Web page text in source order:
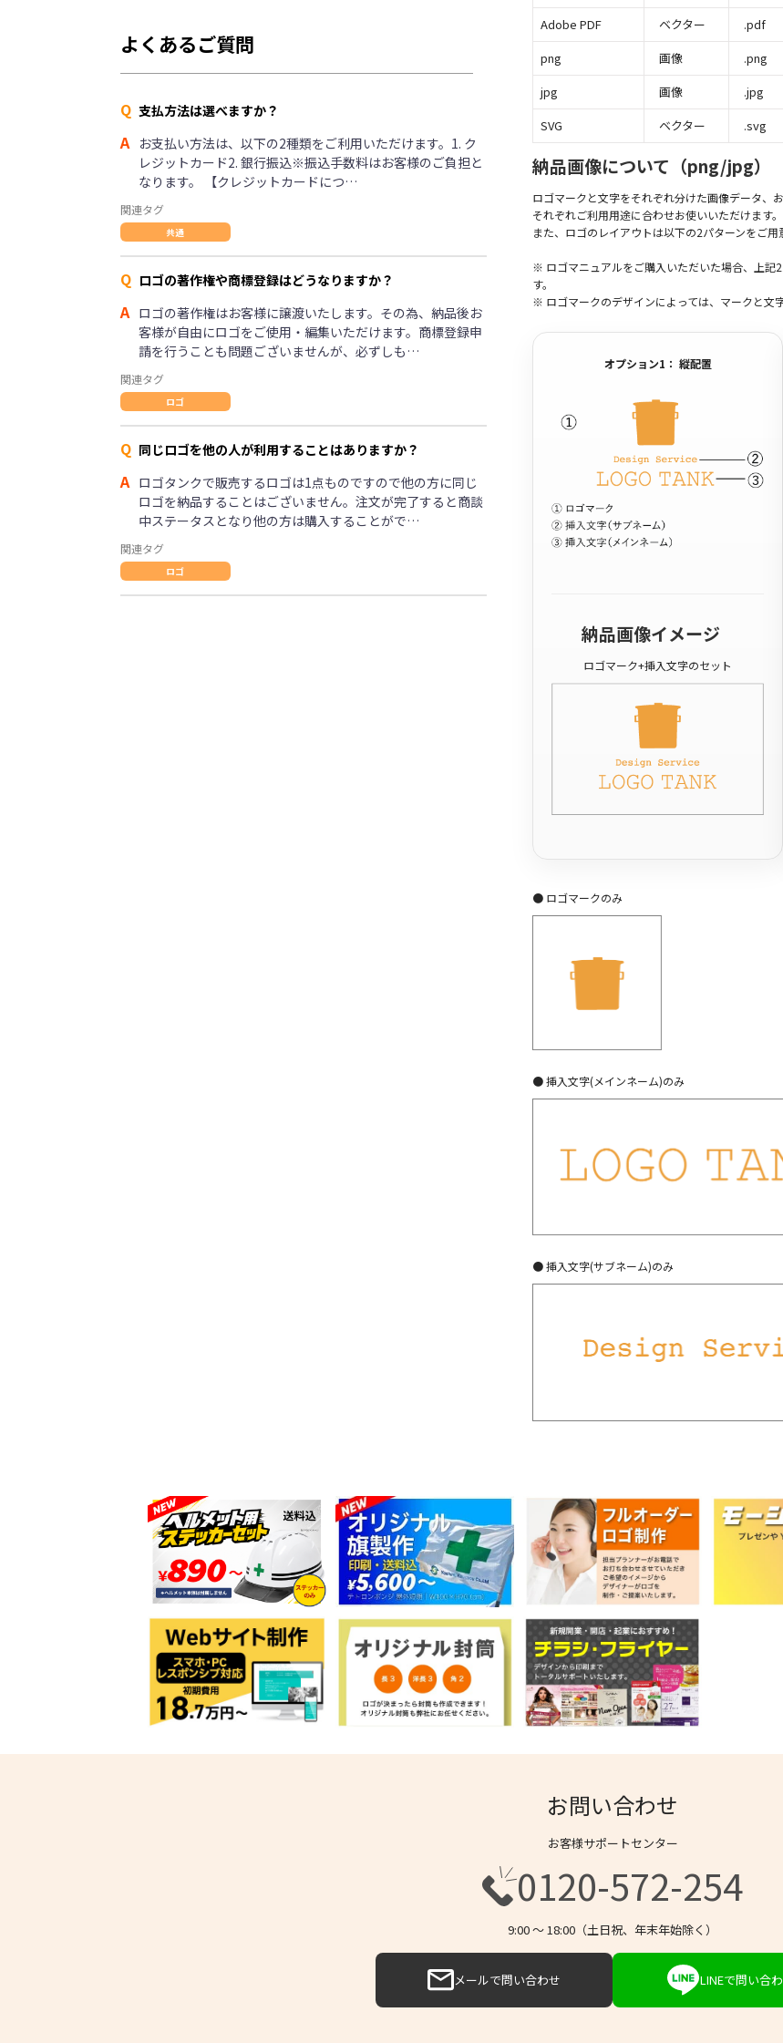
よくあるご質問
Q 支払方法は選べますか？
A お支払い方法は、以下の2種類をご利用いただけます。1. ク
レジットカード2. 銀行振込※振込手数料はお客様のご負担と
なります。 【クレジットカードにつ…
関連タグ
共通
Q ロゴの著作権や商標登録はどうなりますか？
A ロゴの著作権はお客様に譲渡いたします。その為、納品後お
客様が自由にロゴをご使用・編集いただけます。商標登録申
請を行うことも問題ございませんが、必ずしも…
関連タグ
ロゴ
Q 同じロゴを他の人が利用することはありますか？
A ロゴタンクで販売するロゴは1点ものですので他の方に同じ
ロゴを納品することはございません。注文が完了すると商談
中ステータスとなり他の方は購入することがで…
関連タグ
ロゴ
Adobe PDF
ベクター
.pdf
png
画像
.png
jpg
画像
.jpg
SVG
ベクター .svg
納品画像について（png/jpg）
ロゴマークと文字をそれぞれ分けた画像データ、
それぞれご利用用途に合わせお使いいただけます。
また、ロゴのレイアウトは以下の2パターンをご用
※ ロゴマニュアルをご購入いただいた場合、上記
す。
※ ロゴマークのデザインによっては、マークと文
オプション1： 縦配置
納品画像イメージ
ロゴマーク+挿入文字のセット
● ロゴマークのみ
● 挿入文字(メインネーム)のみ
● 挿入文字(サブネーム)のみ
お問い合わせ
お客様サポートセンター
0120-572-254
9:00 〜 18:00（土日祝、年末年始除く）
メールで問い合わせ LINEで問い合